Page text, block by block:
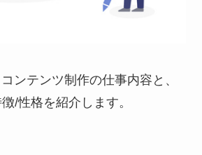
ンテンツ制作の仕事内容と、
/性格を紹介します。